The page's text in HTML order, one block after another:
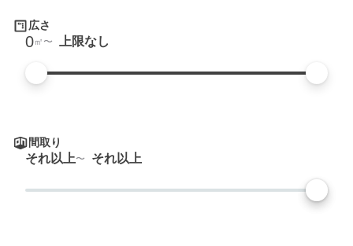
広さ
0㎡ 上限なし
間取り
それ以上 それ以上